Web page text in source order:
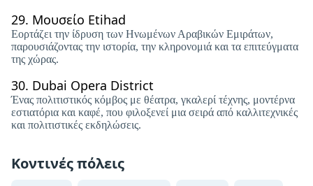
29. Μουσείο Etihad
Εορτάζει την ίδρυση των Ηνωμένων Αραβικών Εμιράτων,
παρουσιάζοντας την ιστορία, την κληρονομιά και τα επιτεύγματα
της χώρας.
30. Dubai Opera District
Ένας πολιτιστικός κόμβος με θέατρα, γκαλερί τέχνης, μοντέρνα
εστιατόρια και καφέ, που φιλοξενεί μια σειρά από καλλιτεχνικές
και πολιτιστικές εκδηλώσεις.
Κοντινές πόλεις